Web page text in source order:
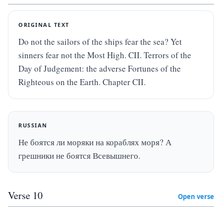
ORIGINAL TEXT
Do not the sailors of the ships fear the sea? Yet
sinners fear not the Most High. CII. Terrors of the
Day of Judgement: the adverse Fortunes of the
Righteous on the Earth. Chapter CII.
RUSSIAN
Не боятся ли моряки на кораблях моря? А
грешники не боятся Всевышнего.
Verse 10 Open verse